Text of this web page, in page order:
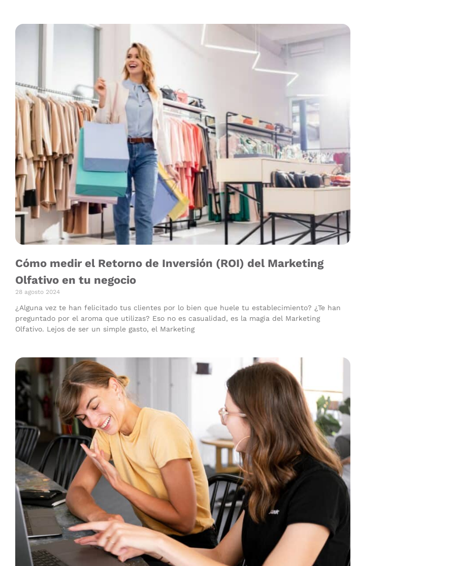
Cómo medir el Retorno de Inversión (ROI) del Marketing
Olfativo en tu negocio
28 agosto 2024
¿Alguna vez te han felicitado tus clientes por lo bien que huele tu establecimiento? ¿Te han
preguntado por el aroma que utilizas? Eso no es casualidad, es la magia del Marketing
Olfativo. Lejos de ser un simple gasto, el Marketing